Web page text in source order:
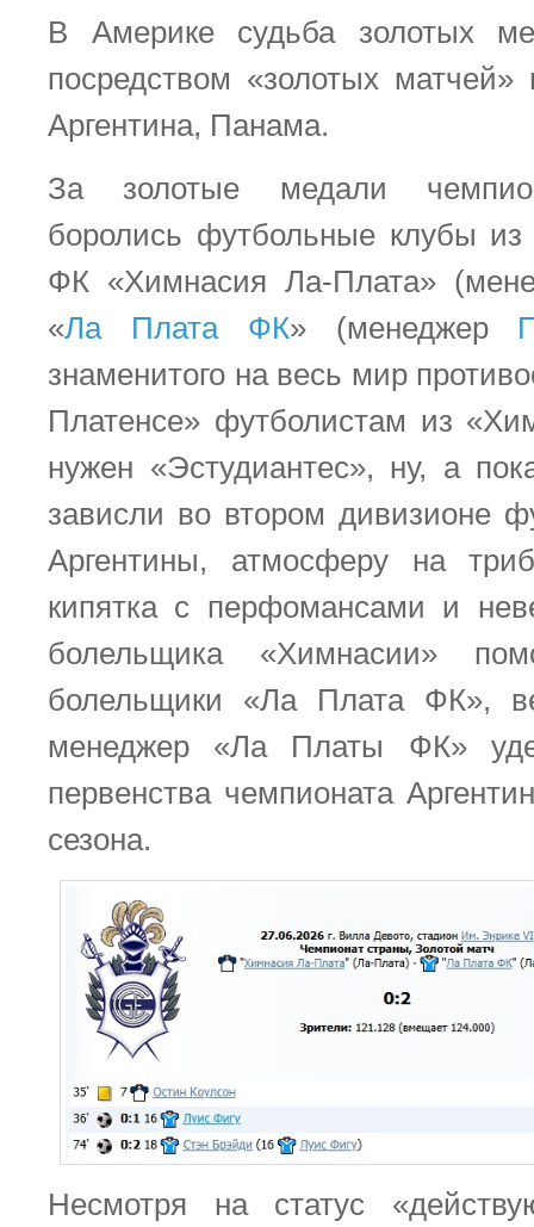
В Америке судьба золотых
посредством «золотых
Аргентина, Панама.
За золотые медали
боролись футбольные клубы из
ФК «Химнасия Ла-Плата»
«Ла Плата ФК» (менеджер
знаменитого на весь мир
Платенсе» футболистам из
нужен «Эстудиантес», ну, а
зависли во втором дивизионе
Аргентины, атмосферу на
кипятка с перфомансами и
болельщика «Химнасии»
болельщики «Ла Плата ФК»,
менеджер «Ла Платы ФК»
первенства чемпионата
сезона.
Несмотря на статус